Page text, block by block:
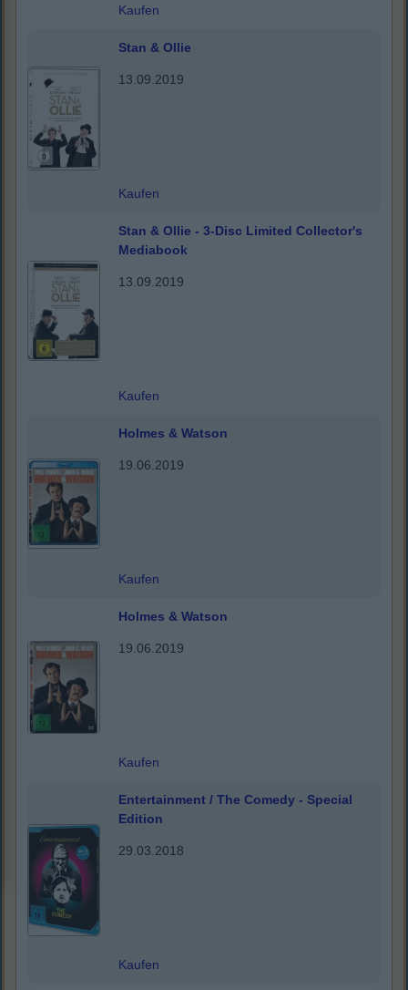
Kaufen
Stan & Ollie
13.09.2019
Kaufen
Stan & Ollie - 3-Disc Limited Collector's
Mediabook
13.09.2019
Kaufen
Holmes & Watson
19.06.2019
Kaufen
Holmes & Watson
19.06.2019
Kaufen
Entertainment / The Comedy - Special
Edition
29.03.2018
Kaufen